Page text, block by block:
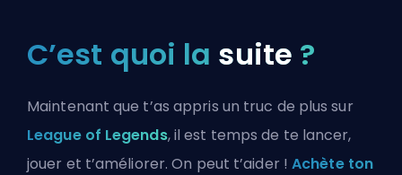
C’est quoi la suite ?
Maintenant que t’as appris un truc de plus sur
League of Legends, il est temps de te lancer,
jouer et t’améliorer. On peut t’aider !Achète ton